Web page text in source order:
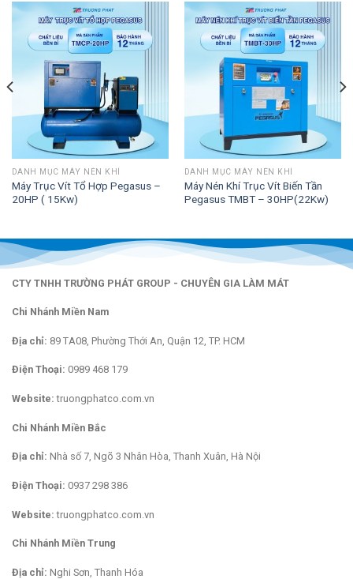
DANH MỤC MÁY NÉN KHÍ
Máy Trục Vít Tổ Hợp Pegasus –
20HP ( 15Kw)
DANH MỤC MÁY NÉN KHÍ
Máy Nén Khí Trục Vít Biến Tần
Pegasus TMBT – 30HP(22Kw)
CTY TNHH TRƯỜNG PHÁT GROUP - CHUYÊN GIA LÀM MÁT
Chi Nhánh Miền Nam
Địa chỉ: 89 TA08, Phường Thới An, Quận 12, TP. HCM
Điện Thoại: 0989 468 179
Website: truongphatco.com.vn
Chi Nhánh Miền Bắc
Địa chỉ: Nhà số 7, Ngõ 3 Nhân Hòa, Thanh Xuân, Hà Nội
Điện Thoại: 0937 298 386
Website: truongphatco.com.vn
Chi Nhánh Miền Trung
Địa chỉ: Nghi Sơn, Thanh Hóa